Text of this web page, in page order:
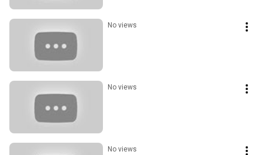
No views
No views
No views